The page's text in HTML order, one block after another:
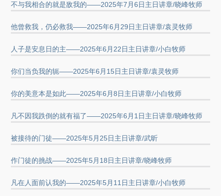
不与我相合的就是敌我的——2025年7月6日主日讲章/晓峰牧师
他曾救我，仍必救我——2025年6月29日主日讲章/袁灵牧师
人子是安息日的主——2025年6月22日主日讲章/小白牧师
你们当负我的轭——2025年6月15日主日讲章/袁灵牧师
你的美意本是如此——2025年6月8日主日讲章/小白牧师
凡不因我跌倒的就有福了——2025年6月1日主日讲章/晓峰牧师
被接待的门徒——2025年5月25日主日讲章/武昕
作门徒的挑战——2025年5月18日主日讲章/晓峰牧师
凡在人面前认我的——2025年5月11日主日讲章/小白牧师